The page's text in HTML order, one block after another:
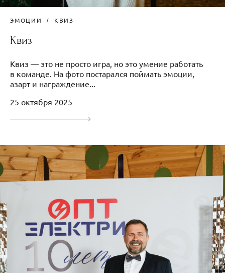
ЭМОЦИИ КВИЗ
Квиз
Квиз — это не просто игра, но это умение работать
в команде. На фото постарался поймать эмоции,
азарт и награждение...
25 октября 2025